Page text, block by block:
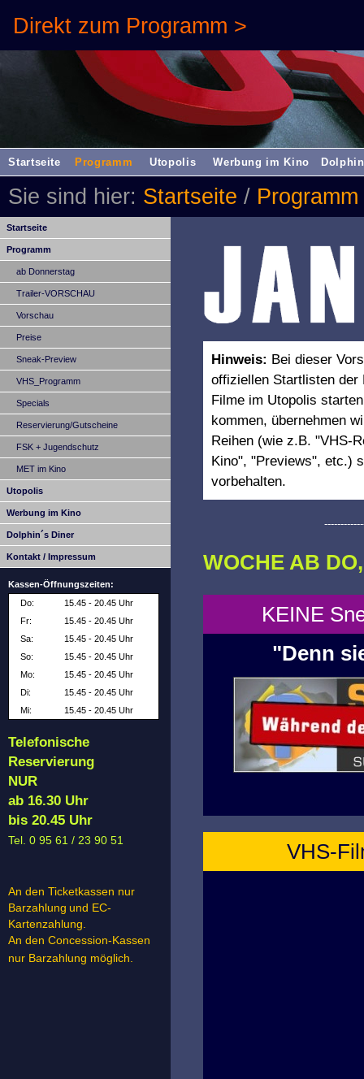
Direkt zum Programm >
Startseite Programm Utopolis Werbung im Kino
Sie sind hier: Startseite / Programm
Startseite
Programm
ab Donnerstag
Trailer-VORSCHAU
Vorschau
Preise
Sneak-Preview
VHS_Programm
Specials
Reservierung/Gutscheine
FSK + Jugendschutz
MET im Kino
Utopolis
Werbung im Kino
Dolphin´s Diner
Kontakt / Impressum
Kassen-Öffnungszeiten:
Do:
15.45 - 20.45 Uhr
Fr:
15.45 - 20.45 Uhr
Sa:
15.45 - 20.45 Uhr
So:
15.45 - 20.45 Uhr
Mo:
15.45 - 20.45 Uhr
Di:
15.45 - 20.45 Uhr
Mi:
15.45 - 20.45 Uhr
Telefonische
Reservierung
NUR
ab 16.30 Uhr
bis 20.45 Uhr
Tel. 0 95 61 / 23 90 51
An den Ticketkassen nur
Barzahlung und EC-
Kartenzahlung.
An den Concession-Kassen
nur Barzahlung möglich.
Hinweis: Bei dieser
offiziellen Startlisten der
Filme im Utopolis
kommen, übernehmen
Reihen (wie z.B. "VHS-
Kino", "Previews", etc.)
vorbehalten.
WOCHE AB
KEINE
"Denn
VHS-